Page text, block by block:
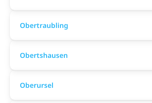
Obertraubling
Obertshausen
Oberursel